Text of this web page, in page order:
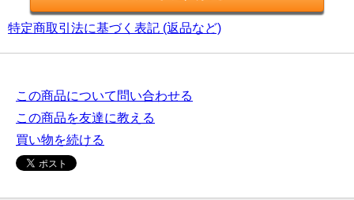
特定商取引法に基づく表記 (返品など)
この商品について問い合わせる
この商品を友達に教える
買い物を続ける